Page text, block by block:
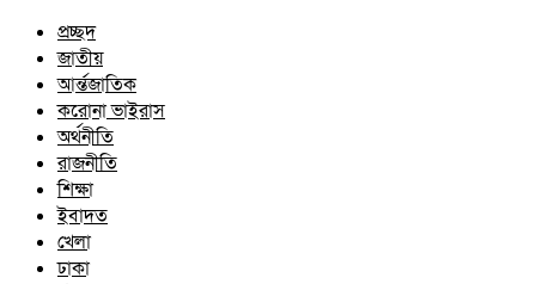
প্রচ্ছদ
জাতীয়
আর্ন্তজাতিক
করোনা ভাইরাস
অর্থনীতি
রাজনীতি
শিক্ষা
ইবাদত
খেলা
ঢাকা